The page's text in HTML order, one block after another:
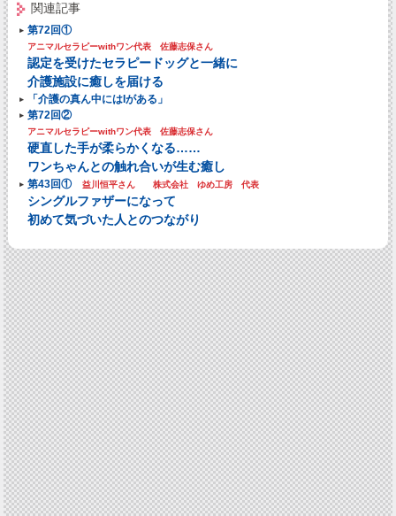
関連記事
第72回①
アニマルセラピーwithワン代表 佐藤志保さん
認定を受けたセラピードッグと一緒に
介護施設に癒しを届ける
「介護の真ん中にはIがある」
第72回②
アニマルセラピーwithワン代表 佐藤志保さん
硬直した手が柔らかくなる……
ワンちゃんとの触れ合いが生む癒し
第43回① 益川恒平さん 株式会社 ゆめ工房 代表
シングルファザーになって
初めて気づいた人とのつながり